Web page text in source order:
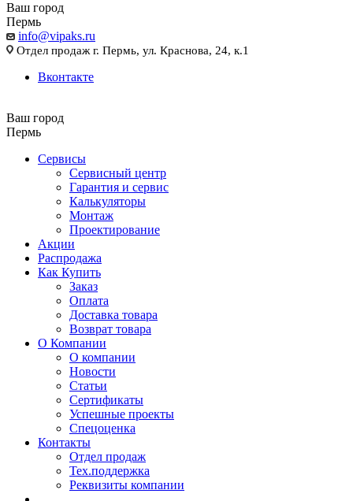
Ваш город
Пермь
info@vipaks.ru
Отдел продаж г. Пермь, ул. Краснова, 24, к.1
Вконтакте
Ваш город
Пермь
Сервисы
Сервисный центр
Гарантия и сервис
Калькуляторы
Монтаж
Проектирование
Акции
Распродажа
Как Купить
Заказ
Оплата
Доставка товара
Возврат товара
О Компании
О компании
Новости
Статьи
Сертификаты
Успешные проекты
Спецоценка
Контакты
Отдел продаж
Тех.поддержка
Реквизиты компании